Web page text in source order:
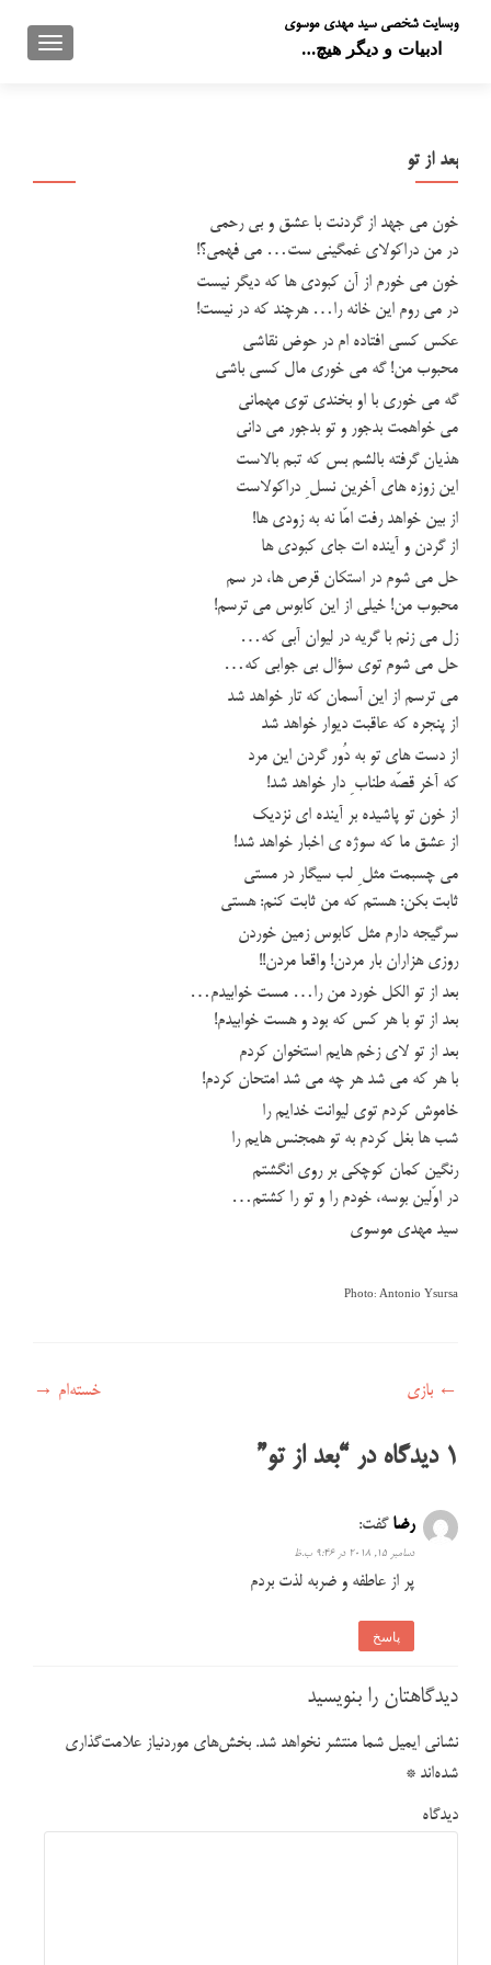
وبسایت شخصی سید مهدی موسوی
ادبیات و دیگر هیچ…
بعد از تو
خون مي جهد از گردنت با عشق و بي رحمي
در من دراکولاي غمگيني ست… مي فهمي؟!
خون مي خورم از آن کبودي ها که ديگر نيست
در مي روم اين خانه را… هرچند که در نيست!
عکس کسي افتاده ام در حوض نقاشي
محبوب من! گه مي خوري مال کسي باشي
گه مي خوري با او بخندي توي مهماني
مي خواهمت بدجور و تو بدجور مي داني
هذيان گرفته بالشم بس که تبم بالاست
اين زوزه هاي آخرين نسل ِ دراکولاست
از بين خواهد رفت امّا نه به زودي ها!
از گردن و آينده ات جاي کبودي ها
حل مي شوم در استکان قرص ها، در سم
محبوب من! خيلي از اين کابوس مي ترسم!
زل مي زنم با گريه در ليوان آبي که…
حل مي شوم توي سؤال بي جوابي که…
مي ترسم از اين آسمان که تار خواهد شد
از پنجره که عاقبت ديوار خواهد شد
از دست هاي تو به دُور گردن اين مرد
که آخر قصّه طناب ِ دار خواهد شد!
از خون تو پاشيده بر آينده اي نزديک
از عشق ما که سوژه ي اخبار خواهد شد!
مي چسبمت مثل ِ لب سيگار در مستي
ثابت بکن: هستم که من ثابت کنم: هستي
سرگيجه دارم مثل کابوس زمين خوردن
روزي هزاران بار مردن! واقعا مردن!!
بعد از تو الکل خورد من را… مست خوابيدم…
بعد از تو با هر کس که بود و هست خوابيدم!
بعد از تو لاي زخم هايم استخوان کردم
با هر که مي شد هر چه مي شد امتحان کردم!
خاموش کردم توي ليوانت خدايم را
شب ها بغل کردم به تو همجنس هايم را
رنگين کمان کوچکي بر روي انگشتم
در اوّلين بوسه، خودم را و تو را کشتم…
سید مهدی موسوی
Photo: Antonio Ysursa
راهبری نوشته
← بازی خسته‌ام →
1 دیدگاه در “ بعد از تو”
رضا گفت:
دسامبر 15, 2018 در 9:46 ب.ظ
پر از عاطفه و ضربه لذت بردم
پاسخ
دیدگاهتان را بنویسید
نشانی ایمیل شما منتشر نخواهد شد. بخش‌های موردنیاز علامت‌گذاری
شده‌اند *
دیدگاه